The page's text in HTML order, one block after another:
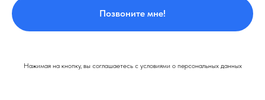
Позвоните мне!
Нажимая на кнопку, вы соглашаетесь с условиями о персональных данных